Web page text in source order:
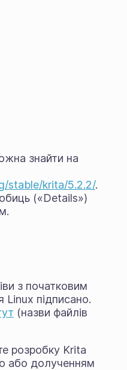
знайти на
stable/krita/5.2.2/.
(«Details»)
з початковим
підписано.
(назви файлів
розробку Krita
або долученням